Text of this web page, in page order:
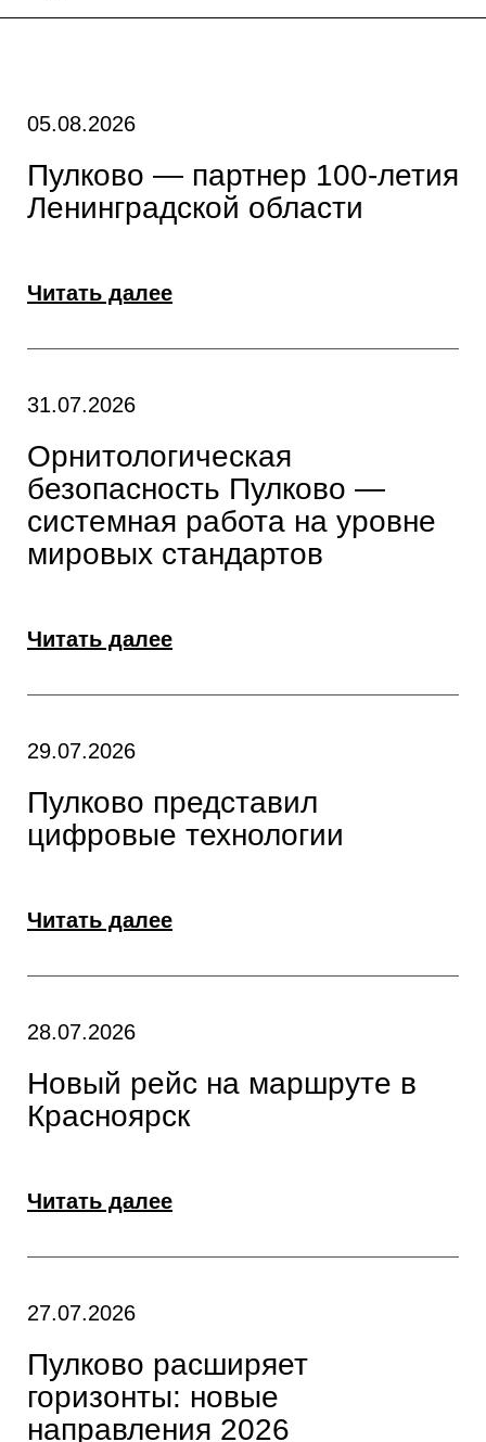
05.08.2026
Пулково — партнер 100-летия
Ленинградской области
Читать далее
31.07.2026
Орнитологическая
безопасность Пулково —
системная работа на уровне
мировых стандартов
Читать далее
29.07.2026
Пулково представил
цифровые технологии
Читать далее
28.07.2026
Новый рейс на маршруте в
Красноярск
Читать далее
27.07.2026
Пулково расширяет
горизонты: новые
направления 2026